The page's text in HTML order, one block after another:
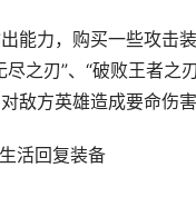
能力，购买一些攻击装
之刃”、“破败王者之
敌方英雄造成要命伤害
活回复装备